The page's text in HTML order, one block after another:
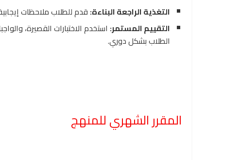
التغذية الراجعة البناءة: قدم للطلاب ملاحظات
التقييم المستمر: استخدم الاختبارات القصيرة،
الطلاب بشكل دوري.
المقرر الشهري للمنهج